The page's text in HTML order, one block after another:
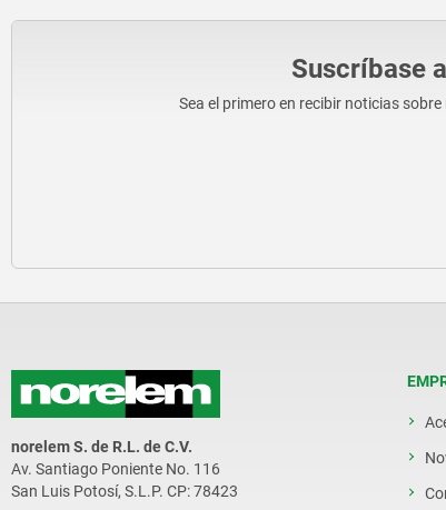
Suscríbase
Sea el primero en recibir noticias
norelem S. de R.L. de C.V.
Av. Santiago Poniente No. 116
San Luis Potosí, S.L.P. CP: 78423